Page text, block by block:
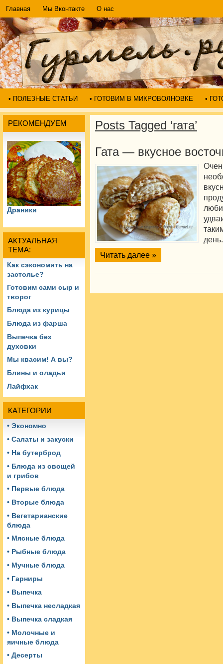
Главная Мы Вконтакте О нас
• ПОЛЕЗНЫЕ СТАТЬИ • ГОТОВИМ В МИКРОВОЛНОВКЕ •
РЕКОМЕНДУЕМ
Драники
АКТУАЛЬНАЯ
ТЕМА:
Как сэкономить на
застолье?
Готовим сами сыр и
творог
Блюда из курицы
Блюда из фарша
Выпечка без
духовки
Мы квасим! А вы?
Блины и оладьи
Лайфхак
КАТЕГОРИИ
• Экономно
• Салаты и закуски
• На бутерброд
• Блюда из овощей
и грибов
• Первые блюда
• Вторые блюда
• Вегетарианские
блюда
• Мясные блюда
• Рыбные блюда
• Мучные блюда
• Гарниры
• Выпечка
• Выпечка несладкая
• Выпечка сладкая
• Молочные и
яичные блюда
• Десерты
Posts Tagged ‘гата’
Гата — вкусное
день.
Читать далее »